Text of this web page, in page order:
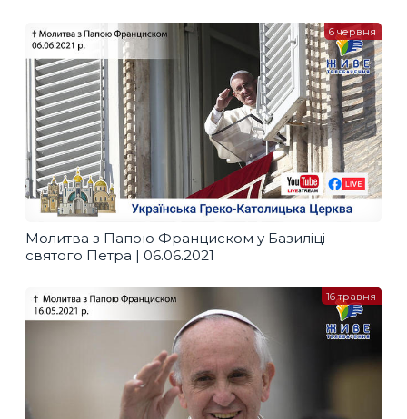
Молитва з Папою Франциском у Базиліці
святого Петра | 06.06.2021
6 червня
16 травня